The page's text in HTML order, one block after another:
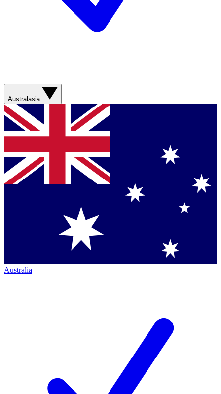
Australasia
Australia